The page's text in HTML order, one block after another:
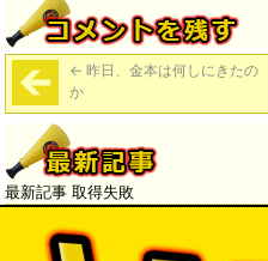
← 昨日、金本は何しにきたの
か
最新記事 取得失敗